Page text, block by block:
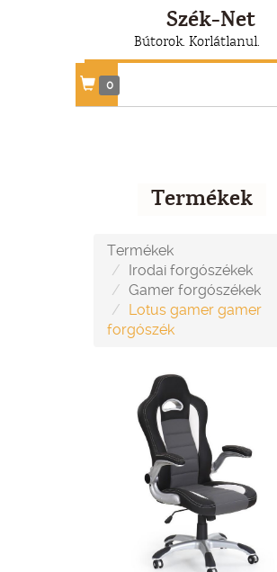
Szék-Net
Bútorok. Korlátlanul.
0
Termékek
Termékek
Irodai forgószékek
Gamer forgószékek
Lotus gamer gamer
forgószék